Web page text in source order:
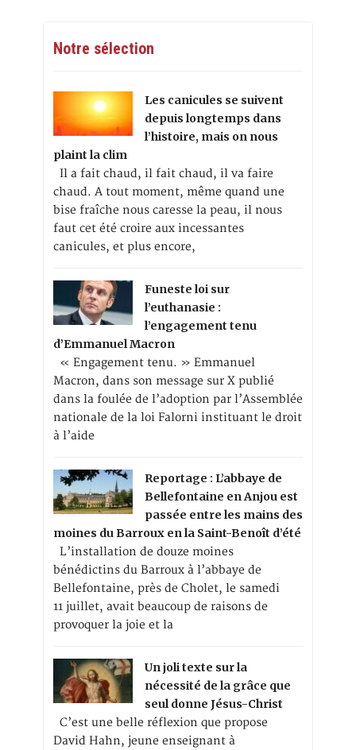
Notre sélection
Les canicules se suivent
depuis longtemps dans
l’histoire, mais on nous
plaint la clim
Il a fait chaud, il fait chaud, il va faire
chaud. A tout moment, même quand une
bise fraîche nous caresse la peau, il nous
faut cet été croire aux incessantes
canicules, et plus encore,
Funeste loi sur
l’euthanasie :
l’engagement tenu
d’Emmanuel Macron
« Engagement tenu. » Emmanuel
Macron, dans son message sur X publié
dans la foulée de l’adoption par l’Assemblée
nationale de la loi Falorni instituant le droit
à l’aide
Reportage : L’abbaye de
Bellefontaine en Anjou est
passée entre les mains des
moines du Barroux en la Saint-Benoît d’été
L’installation de douze moines
bénédictins du Barroux à l’abbaye de
Bellefontaine, près de Cholet, le samedi
11 juillet, avait beaucoup de raisons de
provoquer la joie et la
Un joli texte sur la
nécessité de la grâce que
seul donne Jésus-Christ
C’est une belle réflexion que propose
David Hahn, jeune enseignant à